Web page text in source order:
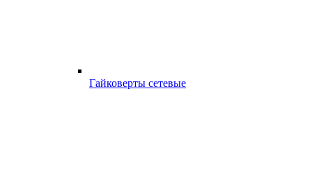
Гайковерты сетевые